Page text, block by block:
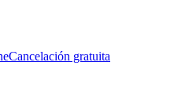
Cancelación gratuita